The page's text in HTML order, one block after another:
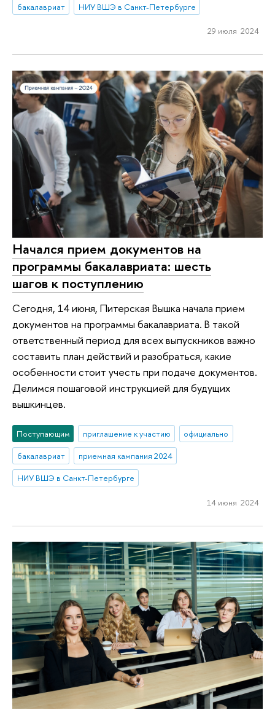
бакалавриат
НИУ ВШЭ в Санкт-Петербурге
29 июля 2024
Начался прием документов на
программы бакалавриата: шесть
шагов к поступлению
Сегодня, 14 июня, Питерская Вышка начала прием
документов на программы бакалавриата. В такой
ответственный период для всех выпускников важно
составить план действий и разобраться, какие
особенности стоит учесть при подаче документов.
Делимся пошаговой инструкцией для будущих
вышкинцев.
Поступающим приглашение к участию
официально
бакалавриат
приемная кампания 2024
НИУ ВШЭ в Санкт-Петербурге
14 июня 2024